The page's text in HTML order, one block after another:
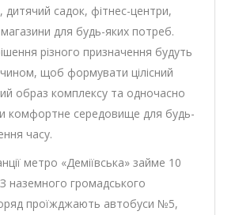
дитячий садок, фітнес-центри,
для будь-яких потреб.
різного призначення будуть
чином, щоб формувати цілісний
образ комплексу та одночасно
комфортне середовище для будь-
часу.
метро «Деміївська» займе 10
наземного громадського
проїжджають автобуси №5,